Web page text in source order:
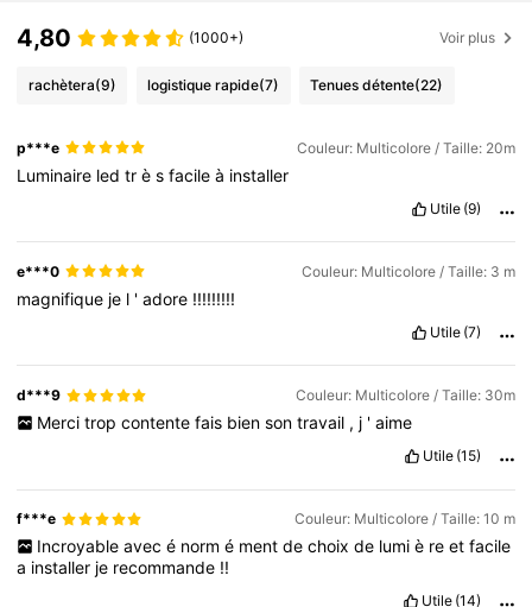
4,80 (1000+) Voir plus
rachètera(9) logistique rapide(7) Tenues détente(22)
p***e Couleur: Multicolore / Taille: 20m
Luminaire ledtrèsfacileà installer
Utile (9)
e***0 Couleur: Multicolore / Taille: 3 m
magnifique je l 'adore !!!!!!!!!
Utile (7)
d***9 Couleur: Multicolore / Taille: 30m
Merci trop contente fais bien son travail , j ' aime
Utile (15)
f***e Couleur: Multicolore / Taille: 10 m
Incroyable avec é norm é ment de choix de lumi è re et facile
a installer je recommande !!
Utile (14)